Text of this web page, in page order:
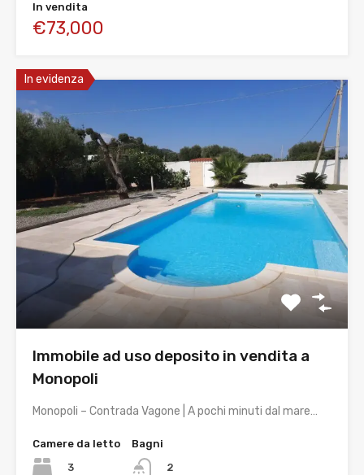
In vendita
€73,000
In evidenza
Immobile ad uso deposito in vendita a
Monopoli
Monopoli – Contrada Vagone | A pochi minuti dal mare…
Camere da letto
3
Bagni
2